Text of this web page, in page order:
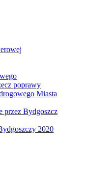
poprawy
Miasta
przez Bydgoszcz
2020